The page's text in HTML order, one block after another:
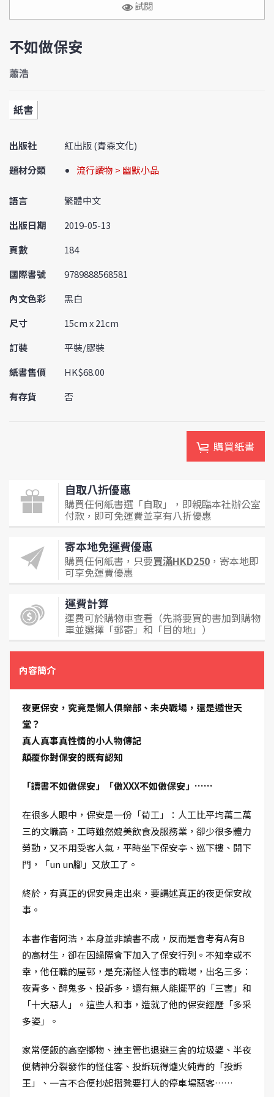
試閱
不如做保安
蕭浩
紙書
出版社
紅出版 (青森文化)
題材分類
流行讀物 > 幽默小品
語言
繁體中文
出版日期
2019-05-13
頁數
184
國際書號
9789888568581
內文色彩
黑白
尺寸
15cm x 21cm
訂裝
平裝/膠裝
紙書售價
HK$68.00
有存貨
否
購買紙書
自取八折優惠
購買任何紙書選「自取」，即親臨本社辦公室
付款，即可免運費並享有八折優惠
寄本地免運費優惠
購買任何紙書，只要買滿HKD250 ，寄本地即
可享免運費優惠
運費計算
運費可於購物車查看（先將要買的書加到購物
車並選擇「郵寄」和「目的地」）
內容簡介
夜更保安，究竟是懶人俱樂部、未央戰場，還是遁世天
堂？
真人真事真性情的小人物傳記
顛覆你對保安的既有認知
「讀書不如做保安」「做XXX不如做保安」……
在很多人眼中，保安是一份「荀工」：人工比平均萬二萬
三的文職高，工時雖然媲美飲食及服務業，卻少很多體力
勞動，又不用受客人氣，平時坐下保安亭、巡下樓、開下
門，「un un腳」又放工了。
終於，有真正的保安員走出來，要講述真正的夜更保安故
事。
本書作者阿浩，本身並非讀書不成，反而是會考有A有B
的高材生，卻在因緣際會下加入了保安行列。不知幸或不
幸，他任職的屋邨，是充滿怪人怪事的職場，出名三多：
夜青多、醉鬼多、投訴多，還有無人能擺平的「三害」和
「十大惡人」。這些人和事，造就了他的保安經歷「多采
多姿」。
家常便飯的高空擲物、連主管也退避三舍的垃圾婆、半夜
便精神分裂發作的怪住客、投訴玩得爐火純青的「投訴
王」、一言不合便抄起摺凳要打人的停車場惡客……